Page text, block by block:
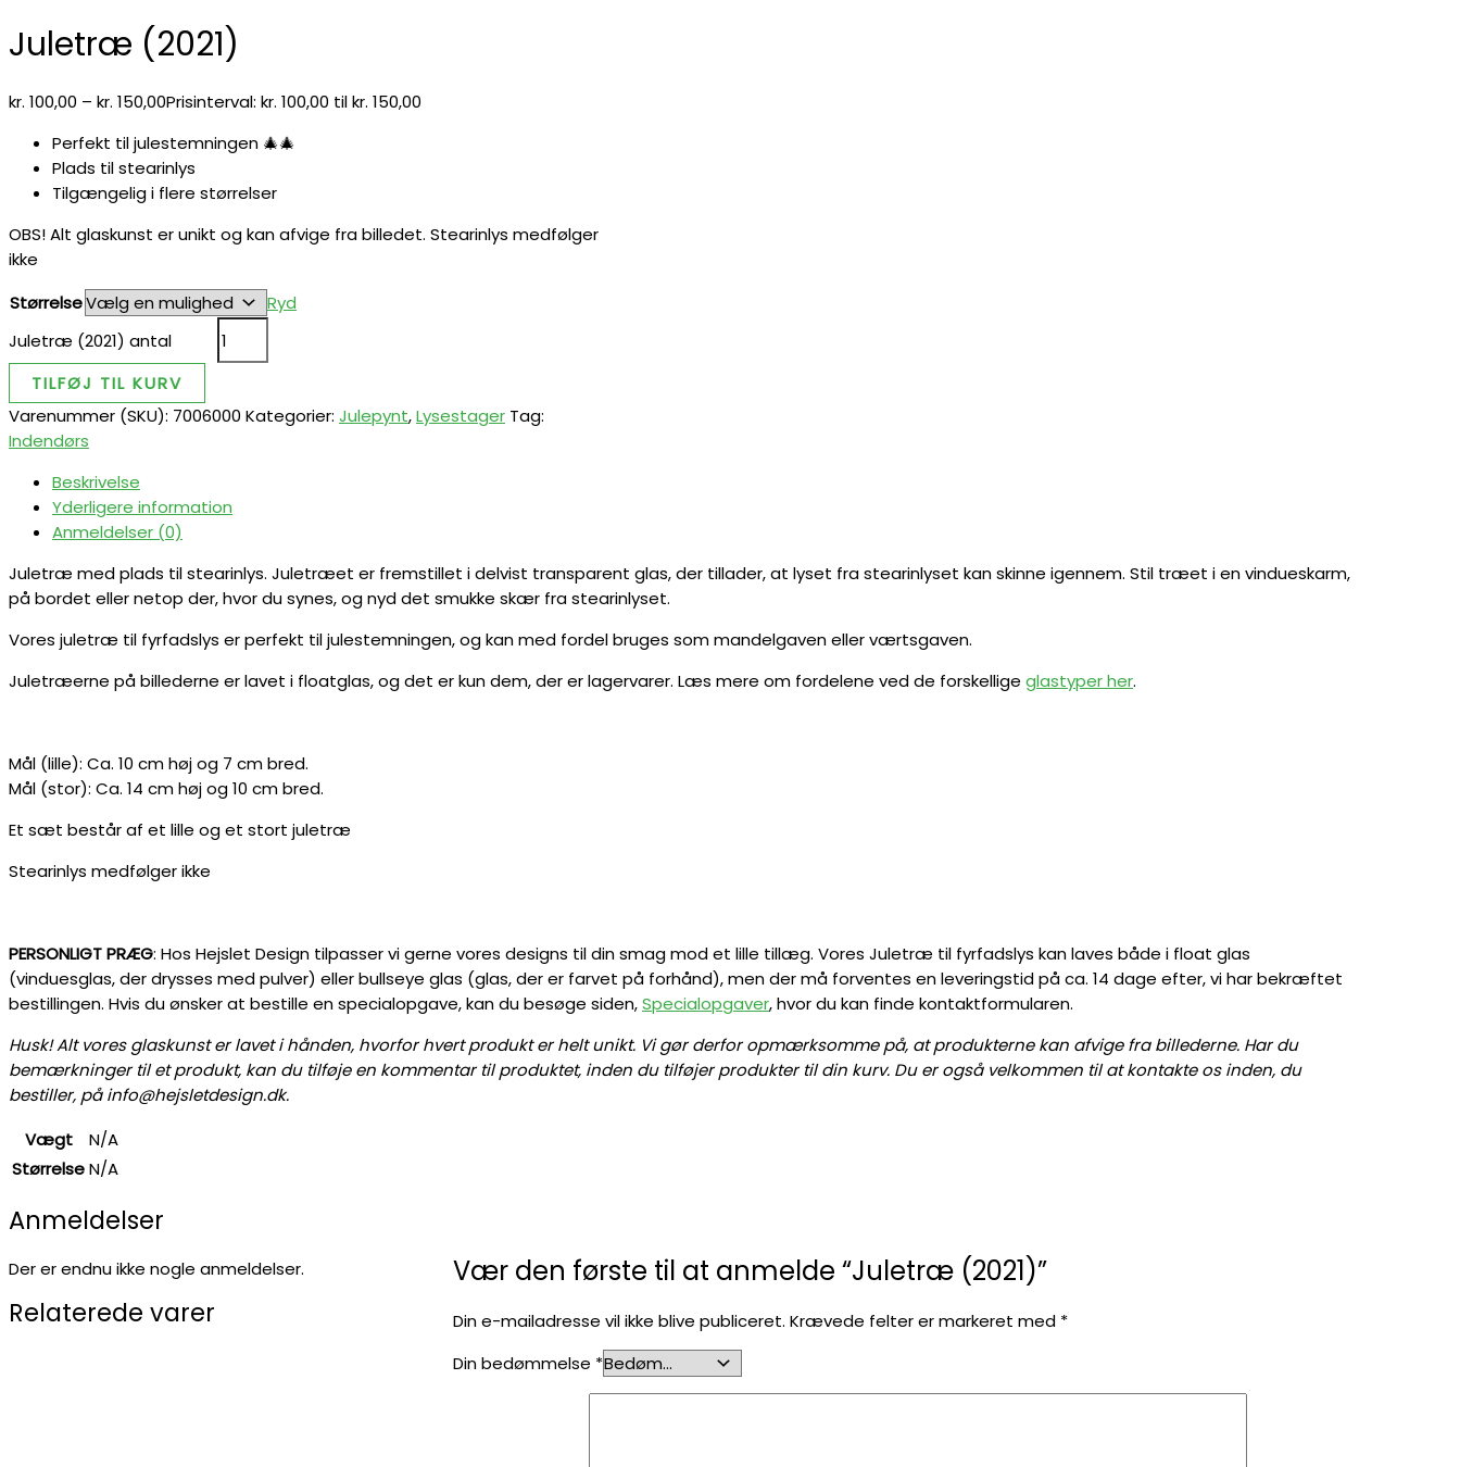
Juletræ (2021)
kr. 100,00 – kr. 150,00Prisinterval: kr. 100,00 til kr. 150,00
Perfekt til julestemningen 🎄🎄
Plads til stearinlys
Tilgængelig i flere størrelser
OBS! Alt glaskunst er unikt og kan afvige fra billedet. Stearinlys medfølger
ikke
Størrelse
Ryd
Juletræ (2021) antal
TILFØJ TIL KURV
Varenummer (SKU): 7006000 Kategorier: Julepynt,Lysestager Tag:
Indendørs
Beskrivelse
Yderligere information
Anmeldelser (0)
Juletræ med plads til stearinlys. Juletræet er fremstillet i delvist transparent glas, der tillader, at lyset fra stearinlyset kan skinne igennem. Stil træet i en vindueskarm,
på bordet eller netop der, hvor du synes, og nyd det smukke skær fra stearinlyset.
Vores juletræ til fyrfadslys er perfekt til julestemningen, og kan med fordel bruges som mandelgaven eller værtsgaven.
Juletræerne på billederne er lavet i floatglas, og det er kun dem, der er lagervarer. Læs mere om fordelene ved de forskellige glastyper her.
Mål (lille): Ca. 10 cm høj og 7 cm bred.
Mål (stor): Ca. 14 cm høj og 10 cm bred.
Et sæt består af et lille og et stort juletræ
Stearinlys medfølger ikke
PERSONLIGT PRÆG: Hos Hejslet Design tilpasser vi gerne vores designs til din smag mod et lille tillæg. Vores Juletræ til fyrfadslys kan laves både i float glas
(vinduesglas, der drysses med pulver) eller bullseye glas (glas, der er farvet på forhånd), men der må forventes en leveringstid på ca. 14 dage efter, vi har bekræftet
bestillingen. Hvis du ønsker at bestille en specialopgave, kan du besøge siden,Specialopgaver, hvor du kan finde kontaktformularen.
Husk! Alt vores glaskunst er lavet i hånden, hvorfor hvert produkt er helt unikt. Vi gør derfor opmærksomme på, at produkterne kan afvige fra billederne. Har du
bemærkninger til et produkt, kan du tilføje en kommentar til produktet, inden du tilføjer produkter til din kurv. Du er også velkommen til at kontakte os inden, du
bestiller, på info@hejsletdesign.dk.
Vægt
N/A
StørrelseN/A
Anmeldelser
Der er endnu ikke nogle anmeldelser. Vær den første til at anmelde “Juletræ (2021)”
Din e-mailadresse vil ikke blive publiceret. Krævede felter er markeret med *
Din bedømmelse *
Relaterede varer